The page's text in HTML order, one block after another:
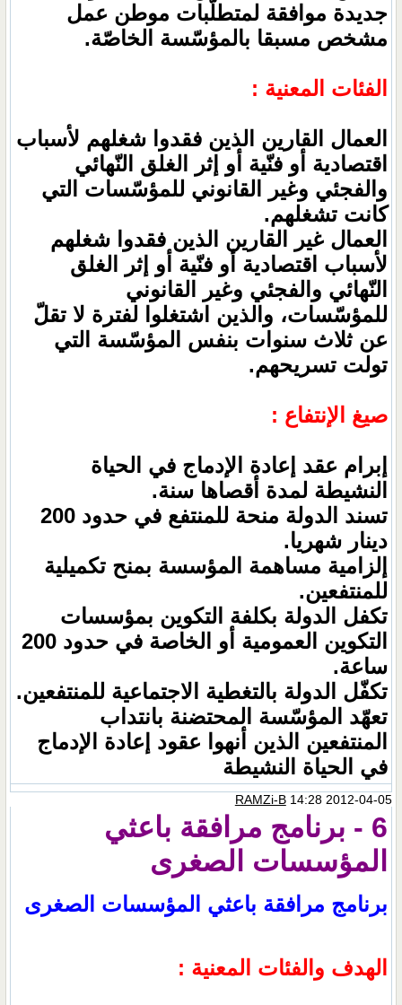
جديدة موافقة لمتطلّبات موطن عمل
مشخص مسبقا بالمؤسّسة الخاصّة.
الفئات المعنية :
العمال القارين الذين فقدوا شغلهم لأسباب
اقتصادية أو فنّية أو إثر الغلق النّهائي
والفجئي وغير القانوني للمؤسّسات التي
كانت تشغلهم.
العمال غير القارين الذين فقدوا شغلهم
لأسباب اقتصادية أو فنّية أو إثر الغلق
النّهائي والفجئي وغير القانوني
للمؤسّسات، والذين اشتغلوا لفترة لا تقلّ
عن ثلاث سنوات بنفس المؤسّسة التي
تولت تسريحهم.
صيغ الإنتفاع :
إبرام عقد إعادة الإدماج في الحياة
النشيطة لمدة أقصاها سنة.
تسند الدولة منحة للمنتفع في حدود 200
دينار شهريا.
إلزامية مساهمة المؤسسة بمنح تكميلية
للمنتفعين.
تكفل الدولة بكلفة التكوين بمؤسسات
التكوين العمومية أو الخاصة في حدود 200
ساعة.
تكفّل الدولة بالتغطية الاجتماعية للمنتفعين.
تعهّد المؤسّسة المحتضنة بانتداب
المنتفعين الذين أنهوا عقود إعادة الإدماج
في الحياة النشيطة
RAMZi-B14:28 2012-04-05
6 - برنامج مرافقة باعثي
المؤسسات الصغرى
برنامج مرافقة باعثي المؤسسات الصغرى
الهدف والفئات المعنية :